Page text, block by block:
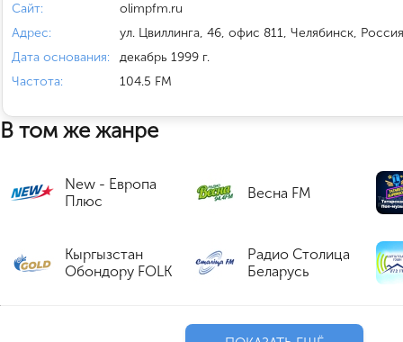
Сайт:
olimpfm.ru
Адрес:
ул. Цвиллинга, 46, офис 811, Челябинск, Россия
Дата основания:
декабрь 1999 г.
Частота:
104.5 FM
В том же жанре
New - Европа
Плюс
Весна FM
Кыргызстан
Обондору FOLK
Радио Столица
Беларусь